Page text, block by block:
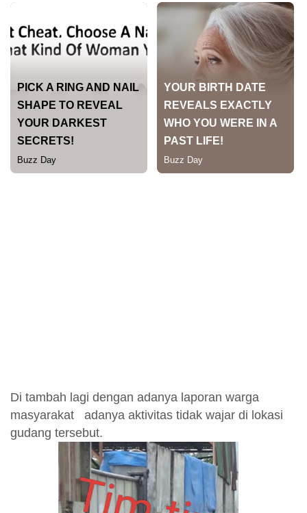
Di tambah lagi dengan adanya laporan warga
masyarakat adanya aktivitas tidak wajar di lokasi
gudang tersebut.